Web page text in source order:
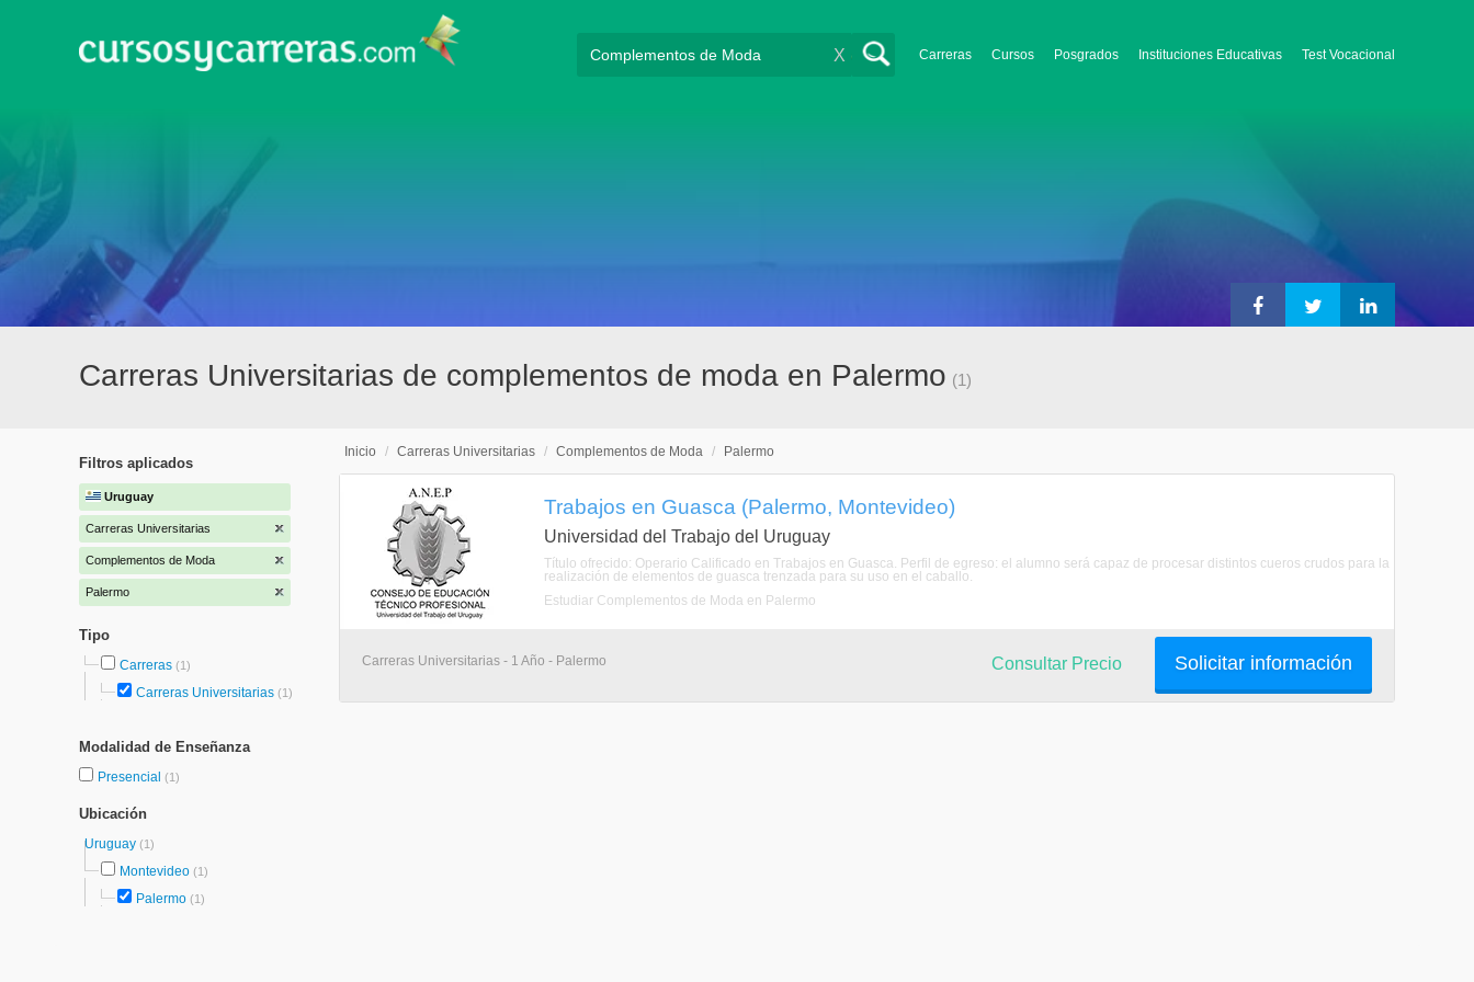
Carreras Cursos Posgrados Instituciones Educativas Test Vocacional
X
Carreras Universitarias de complementos de moda en Palermo (1)
Filtros aplicados
Uruguay
Carreras Universitarias
Complementos de Moda
Palermo
Tipo
Carreras (1)
Carreras Universitarias (1)
Modalidad de Enseñanza
Presencial (1)
Ubicación
Uruguay (1)
Montevideo (1)
Palermo (1)
Inicio / Carreras Universitarias / Complementos de Moda / Palermo
Trabajos en Guasca (Palermo, Montevideo)
Universidad del Trabajo del Uruguay
Título ofrecido: Operario Calificado en Trabajos en Guasca. Perfil de egreso: el alumno será capaz de procesar distintos cueros crudos para la
realización de elementos de guasca trenzada para su uso en el caballo.
Estudiar Complementos de Moda en Palermo
Carreras Universitarias - 1 Año - Palermo Solicitar información
Consultar Precio